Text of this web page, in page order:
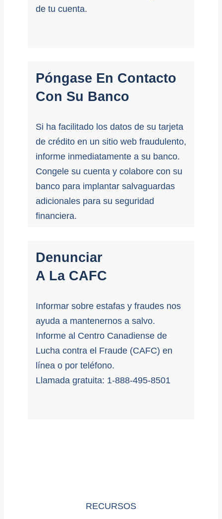
de tu cuenta.
Póngase En Contacto
Con Su Banco
Si ha facilitado los datos de su tarjeta
de crédito en un sitio web fraudulento,
informe inmediatamente a su banco.
Congele su cuenta y colabore con su
banco para implantar salvaguardas
adicionales para su seguridad
financiera.
Denunciar
A La CAFC
Informar sobre estafas y fraudes nos
ayuda a mantenernos a salvo.
Informe al Centro Canadiense de
Lucha contra el Fraude (CAFC) en
línea o por teléfono.
Llamada gratuita: 1-888-495-8501
RECURSOS